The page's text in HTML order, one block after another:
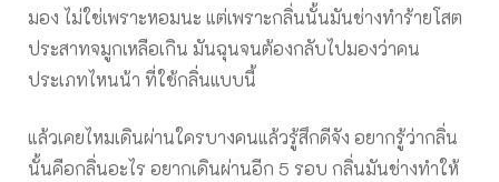
มอง ไม่ใช่เพราะหอมนะ แต่เพราะกลิ่นนั้นมันช่างทำร้ายโสต
ประสาทจมูกเหลือเกิน มันฉุนจนต้องกลับไปมองว่าคน
ประเภทไหนน้า ที่ใช้กลิ่นแบบนี้
แล้วเคยไหมเดินผ่านใครบางคนแล้วรู้สึกดีจัง อยากรู้ว่ากลิ่น
นั้นคือกลิ่นอะไร อยากเดินผ่านอีก 5 รอบ กลิ่นมันช่างทำให้